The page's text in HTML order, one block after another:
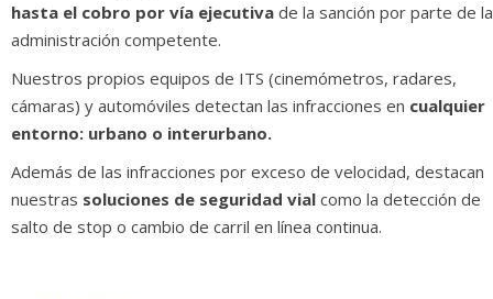
hasta el cobro por vía ejecutiva de la sanción por parte de la
administración competente.
Nuestros propios equipos de ITS (cinemómetros, radares,
cámaras) y automóviles detectan las infracciones en cualquier
entorno: urbano o interurbano.
Además de las infracciones por exceso de velocidad, destacan
nuestras soluciones de seguridad vial como la detección de
salto de stop o cambio de carril en línea continua.